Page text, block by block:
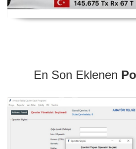
RAMAD Darıca
En Son Eklenen